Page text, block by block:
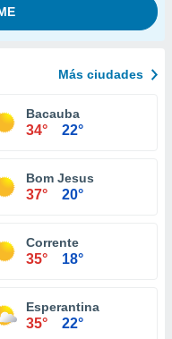
Más ciudades
Bacauba
34° 22°
Bom Jesus
37° 20°
Corrente
35° 18°
Santos
Esperantina
35° 22°